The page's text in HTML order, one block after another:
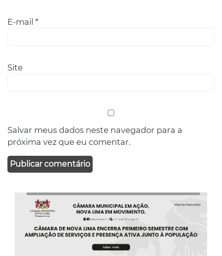
E-mail *
Site
Salvar meus dados neste navegador para a
próxima vez que eu comentar.